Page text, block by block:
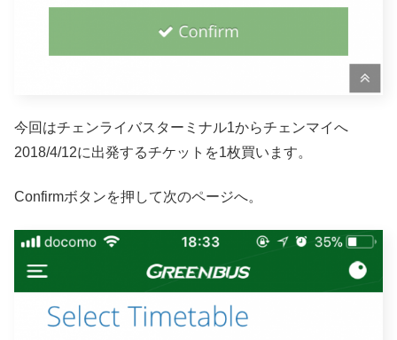
今回はチェンライバスターミナル1からチェンマイへ
2018/4/12に出発するチケットを1枚買います。
Confirmボタンを押して次のページへ。